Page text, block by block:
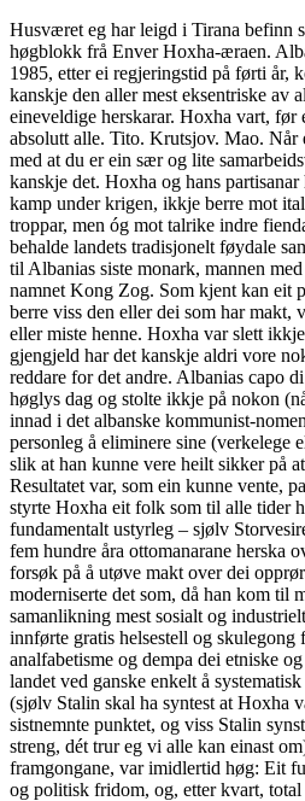
Husværet eg har leigd i Tirana befinn
høgblokk frå Enver Hoxha-æraen.
1985, etter ei regjeringstid på førti år,
kanskje den aller mest eksentriske av
eineveldige herskarar. Hoxha vart, før
absolutt alle. Tito. Krutsjov. Mao.
med at du er ein sær og lite
kanskje det. Hoxha og hans
kamp under krigen, ikkje berre mot
troppar, men óg mot talrike indre
behalde landets tradisjonelt føydale
til Albanias siste monark, mannen
namnet Kong Zog. Som kjent kan eit
berre viss den eller dei som har makt,
eller miste henne. Hoxha var slett
gjengjeld har det kanskje aldri vore
reddare for det andre. Albanias capo
høglys dag og stolte ikkje på nokon
innad i det albanske kommunist-
personleg å eliminere sine (verkelege
slik at han kunne vere heilt sikker på
Resultatet var, som ein kunne vente,
styrte Hoxha eit folk som til alle tider
fundamentalt ustyrleg – sjølv
fem hundre åra ottomanarane herska
forsøk på å utøve makt over dei
moderniserte det som, då han kom til
samanlikning mest sosialt og
innførte gratis helsestell og
analfabetisme og dempa dei etniske
landet ved ganske enkelt å
(sjølv Stalin skal ha syntest at Hoxha
sistnemnte punktet, og viss Stalin
streng, dét trur eg vi alle kan einast
framgongane, var imidlertid høg: Eit
og politisk fridom, og, etter kvart, total